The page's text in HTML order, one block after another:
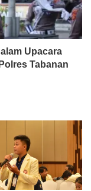
Upacara
Tabanan